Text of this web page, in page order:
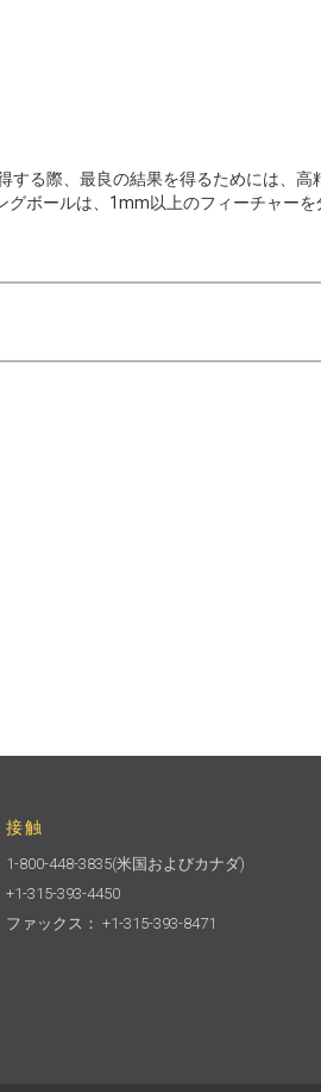
する際、最良の結果を得るためには、
ボールは、1mm以上のフィーチャーを
接触
1-800-448-3835(米国およびカナダ)
+1-315-393-4450
ファックス： +1-315-393-8471